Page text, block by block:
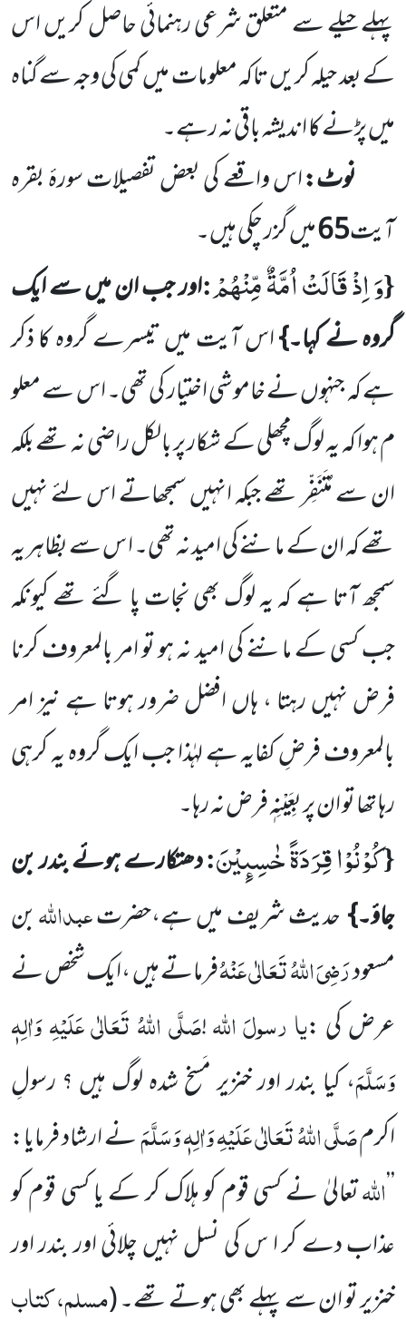
پہلے حیلے سے متعلق شرعی رہنمائی حاصل کریں اس
کے بعد حیلہ کریں تاکہ معلومات میں کمی کی وجہ سے گناہ
میں پڑنے کا اندیشہ باقی نہ رہے۔
نوٹ:اس واقعے کی بعض تفصیلات سورۂ بقرہ
آیت65میں گزر چکی ہیں۔
{وَ اِذْ قَالَتْ اُمَّةٌ مِّنْهُمْ:اور جب ان میں سے ایک
گروہ نے کہا۔}اس آیت میں تیسرے گروہ کا ذکر
ہے کہ جنہوںنے خاموشی اختیار کی تھی۔ اس سے معلو
م ہوا کہ یہ لوگ مچھلی کے شکار پر بالکل راضی نہ تھے بلکہ
ان سے مُتَنَفِّر تھے جبکہ انہیںسمجھاتے اس لئے نہیں
تھے کہ ان کے ماننے کی امید نہ تھی۔ اس سے بظاہر یہ
سمجھ آتا ہے کہ یہ لوگ بھی نجات پا گئے تھے کیونکہ
جب کسی کے ماننے کی امید نہ ہو تو امر بالمعروف کرنا
فرض نہیں رہتا ، ہاں افضل ضرور ہوتا ہے نیز امر
بالمعروف فرضِ کفایہ ہے لہٰذا جب ایک گروہ یہ کرہی
رہا تھا تو ان پر بِعَیْنِہٖ فرض نہ رہا۔
{كُوْنُوْا قِرَدَةً خٰسِىٕیْنَ:دھتکارے ہوئے بندر بن
جاؤ۔}حدیث شریف میں ہے،حضرتعبداللہبن
مسعودرَضِیَ اللہُ تَعَالٰی عَنْہُفرماتے ہیں ،ایک شخص نے
عرض کی :یا رسولَاللہ!صَلَّی اللہُ تَعَالٰی عَلَیْہِ وَاٰلِہٖ
وَسَلَّمَ، کیا بندر اور خنزیر مَسخ شدہ لوگہیں ؟ رسولِ
اکرمصَلَّی اللہُ تَعَالٰی عَلَیْہِ وَاٰلِہٖ وَسَلَّمَنے ارشاد فرمایا:
’’اللہتعالیٰ نے کسی قوم کو ہلاک کر کے یا کسی قوم کو
عذاب دے کر ا س کی نسل نہیں چلائی اور بندر اور
خنزیر تو ان سے پہلے بھی ہوتے تھے۔(مسلم، کتاب